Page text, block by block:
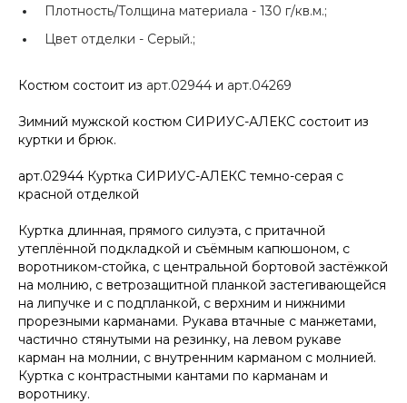
Плотность/Толщина материала - 130 г/кв.м.;
Цвет отделки - Серый.;
Костюм состоит из арт.02944 и арт.04269
Зимний мужской костюм СИРИУС-АЛЕКС состоит из
куртки и брюк.
арт.02944 Куртка СИРИУС-АЛЕКС темно-серая с
красной отделкой
Куртка длинная, прямого силуэта, с притачной
утеплённой подкладкой и съёмным капюшоном, с
воротником-стойка, с центральной бортовой застёжкой
на молнию, с ветрозащитной планкой застегивающейся
на липучке и с подпланкой, с верхним и нижними
прорезными карманами. Рукава втачные с манжетами,
частично стянутыми на резинку, на левом рукаве
карман на молнии, с внутренним карманом с молнией.
Куртка с контрастными кантами по карманам и
воротнику.